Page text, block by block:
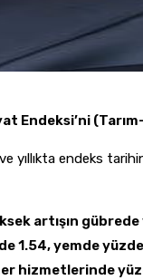
Endeksi’ni
yıllıkta endeks
artışın
1.54, yemde
hizmetlerinde